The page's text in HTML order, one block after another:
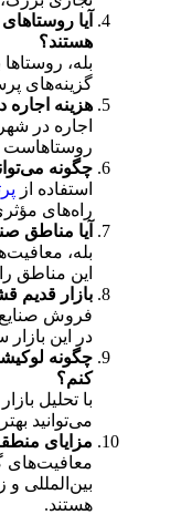
آیا
هستند؟
بله،
گزینه‌های
هزینه
اجاره در
روستاهاست
چگونه
استفاده از
راه‌های
آیا مناطق
بله،
این مناطق
بازار
فروش
در این
چگونه
کنم؟
با تحلیل
می‌توانید
مزایای
معافیت‌های
بین‌المللی
هستند.